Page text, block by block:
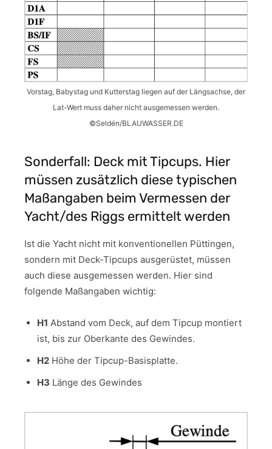
Vorstag, Babystag und Kutterstag liegen auf der Längsachse, der
Lat-Wert muss daher nicht ausgemessen werden.
©Seldén/BLAUWASSER.DE
Sonderfall: Deck mit Tipcups. Hier
müssen zusätzlich diese typischen
Maßangaben beim Vermessen der
Yacht/des Riggs ermittelt werden
Ist die Yacht nicht mit konventionellen Püttingen,
sondern mit Deck-Tipcups ausgerüstet, müssen
auch diese ausgemessen werden. Hier sind
folgende Maßangaben wichtig:
H1 Abstand vom Deck, auf dem Tipcup montiert
ist, bis zur Oberkante des Gewindes.
H2 Höhe der Tipcup-Basisplatte.
H3 Länge des Gewindes